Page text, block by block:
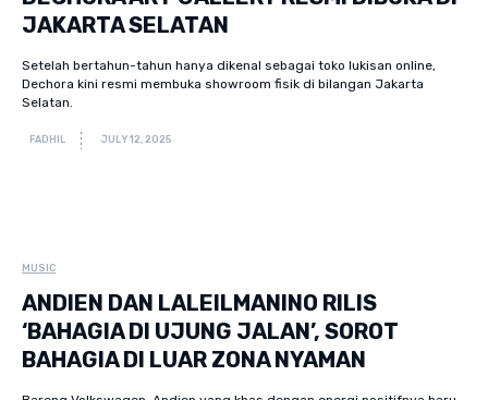
JAKARTA SELATAN
Setelah bertahun-tahun hanya dikenal sebagai toko lukisan online,
Dechora kini resmi membuka showroom fisik di bilangan Jakarta
Selatan.
FADHIL JULY 12, 2025
MUSIC
ANDIEN DAN LALEILMANINO RILIS
‘BAHAGIA DI UJUNG JALAN’, SOROT
BAHAGIA DI LUAR ZONA NYAMAN